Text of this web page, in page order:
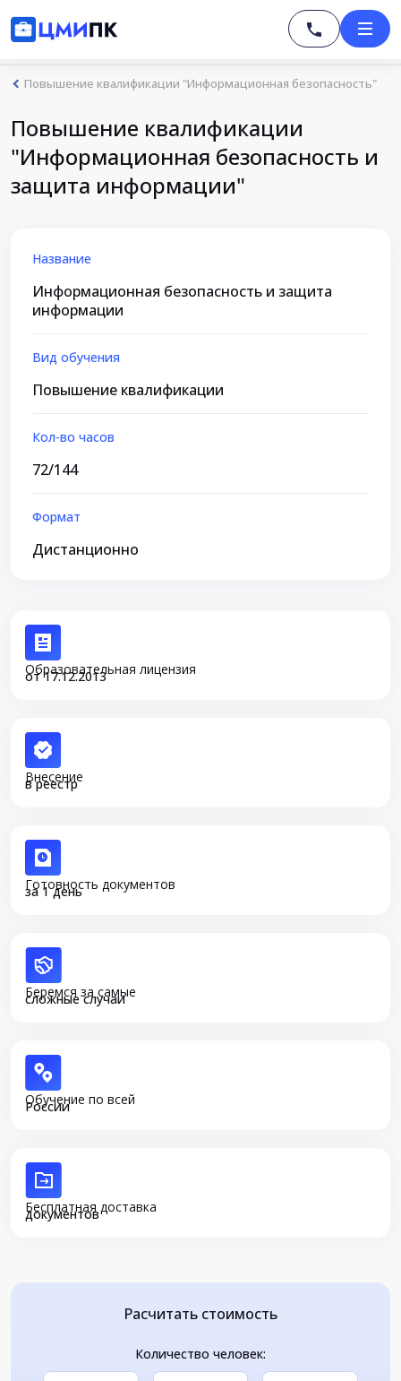
Повышение квалификации "Информационная безопасность"
Повышение квалификации
"Информационная безопасность и
защита информации"
Название
Информационная безопасность и защита
информации
Вид обучения
Повышение квалификации
Кол-во часов
72/144
Формат
Дистанционно
Образовательная лицензия
от 17.12.2013
Внесение
в реестр
Готовность документов
за 1 день
Беремся за самые
сложные случаи
Обучение по всей
России
Бесплатная доставка
документов
Расчитать стоимость
Количество человек: